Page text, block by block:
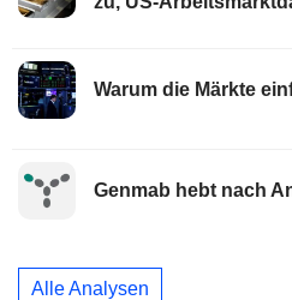
Warum die Märkte
Genmab hebt nach
Alle Analysen